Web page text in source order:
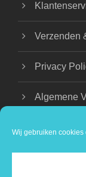
Wij gebruiken cookies
Verzenden
Privacy
Algemene